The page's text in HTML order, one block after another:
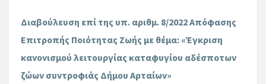
Διαβούλευση επί της υπ. αριθμ. 8/2022 Απόφασης
Επιτροπής Ποιότητας Ζωής με θέμα: «Έγκριση
κανονισμού λειτουργίας καταφυγίου αδέσποτων
ζώων συντροφιάς Δήμου Αρταίων»